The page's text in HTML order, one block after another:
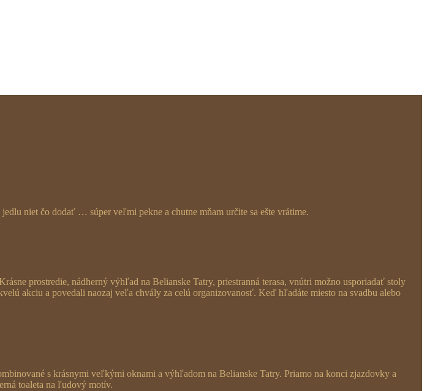
niet čo dodať … súper veľmi pekne a chutne mňam určite sa ešte vrátime.
prostredie, nádherný výhľad na Belianske Tatry, priestranná terasa, vnútri možno usporiadať stoly
akciu a povedali naozaj veľa chvály za celú organizovanosť. Keď hľadáte miesto na svadbu alebo
s krásnymi veľkými oknami a výhľadom na Belianske Tatry. Priamo na konci zjazdovky a
toaleta na ľudový motív.